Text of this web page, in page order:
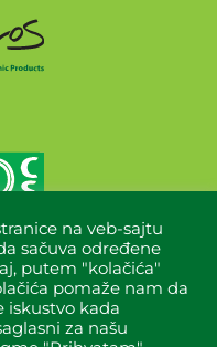
na veb-sajtu
sačuva određene
putem "kolačića"
pomaže nam da
iskustvo kada
za našu